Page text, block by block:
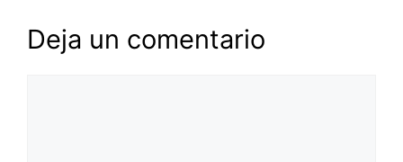
Deja un comentario